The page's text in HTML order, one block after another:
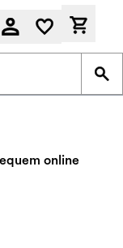
online